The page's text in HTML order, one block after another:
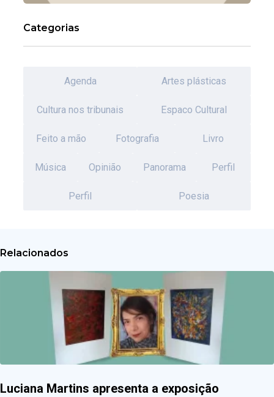
Categorias
Agenda Artes plásticas
Cultura nos tribunais Espaco Cultural
Feito a mão Fotografia Livro
Música Opinião Panorama Perfil
Perfil Poesia
Relacionados
Luciana Martins apresenta a exposição